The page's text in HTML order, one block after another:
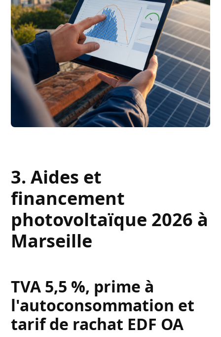
3. Aides et
financement
photovoltaïque 2026 à
Marseille
TVA 5,5 %, prime à
l'autoconsommation et
tarif de rachat EDF OA